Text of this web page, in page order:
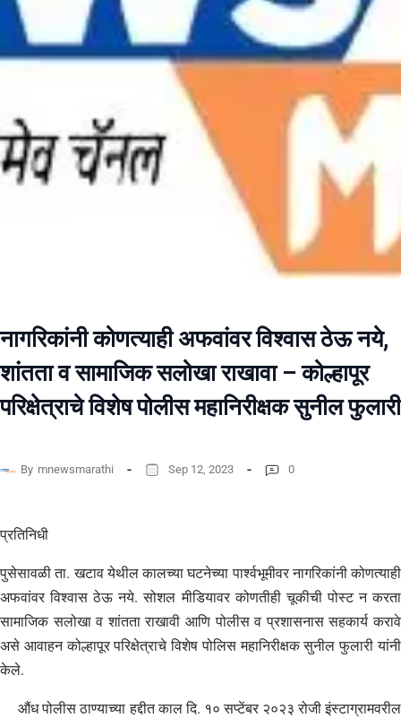
नागरिकांनी कोणत्याही अफवांवर विश्वास ठेऊ नये,
शांतता व सामाजिक सलोखा राखावा – कोल्हापूर
परिक्षेत्राचे विशेष पोलीस महानिरीक्षक सुनील फुलारी
By mnewsmarathi Sep 12, 2023 0
प्रतिनिधी
पुसेसावळी ता. खटाव येथील कालच्या घटनेच्या पार्श्वभूमीवर नागरिकांनी कोणत्याही
अफवांवर विश्वास ठेऊ नये. सोशल मीडियावर कोणतीही चूकीची पोस्ट न करता
सामाजिक सलोखा व शांतता राखावी आणि पोलीस व प्रशासनास सहकार्य करावे
असे आवाहन कोल्हापूर परिक्षेत्राचे विशेष पोलिस महानिरीक्षक सुनील फुलारी यांनी
केले.
औंध पोलीस ठाण्याच्या हद्दीत काल दि. १० सप्टेंबर २०२३ रोजी इंस्टाग्रामवरील